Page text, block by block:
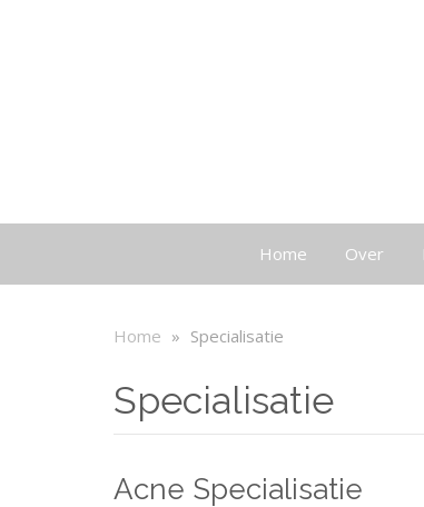
Home Over
Home » Specialisatie
Specialisatie
Acne Specialisatie